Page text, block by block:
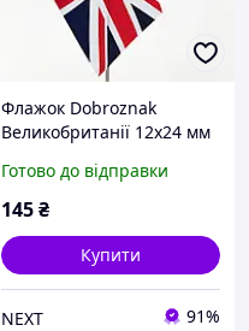
Флажок Dobroznak
Великобританії 12х24 мм
Готово до відправки
145₴
Купити
NEXT 91%